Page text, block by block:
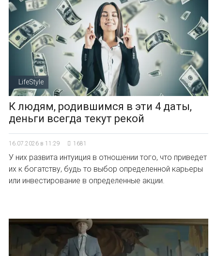
LifeStyle
К людям, родившимся в эти 4 даты,
деньги всегда текут рекой
16.07.2026 в 11:29 1681
У них развита интуиция в отношении того, что приведет
их к богатству, будь то выбор определенной карьеры
или инвестирование в определенные акции.